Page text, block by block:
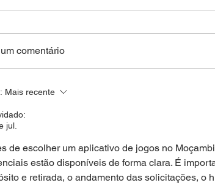
Ibero-
acertos e
na política de
dos conhecimentos
comentário
Mais recente
jul.
de escolher um aplicativo de jogos no
estão disponíveis de forma clara. É
e retirada, o andamento das solicitações, o